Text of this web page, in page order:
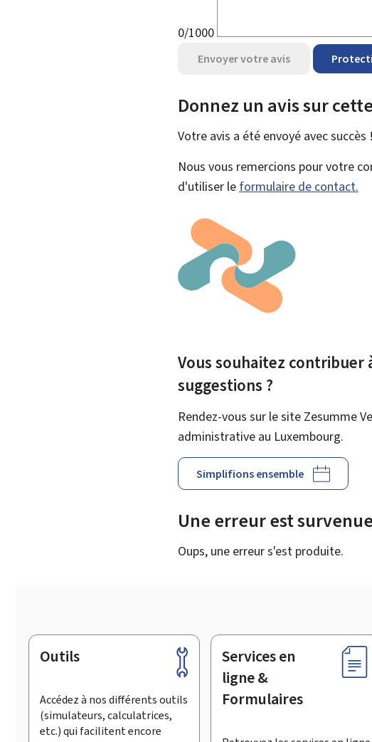
0/1000
Envoyer votre avis
Donnez un avis sur
Votre avis a été envoyé avecsuccès !
Nous vous remercions pour votre
d'utiliser le formulaire de contact.
Vous souhaitez
suggestions ?
Rendez-vous sur le site Zesumme
administrative au Luxembourg.
Simplifions ensemble
Une erreur est survenue
Oups, une erreur s'est produite.
Pied
page
Outils
Accédez à nos différents outils
(simulateurs, calculatrices,
etc.) qui facilitent encore
Services en
ligne &
Formulaires